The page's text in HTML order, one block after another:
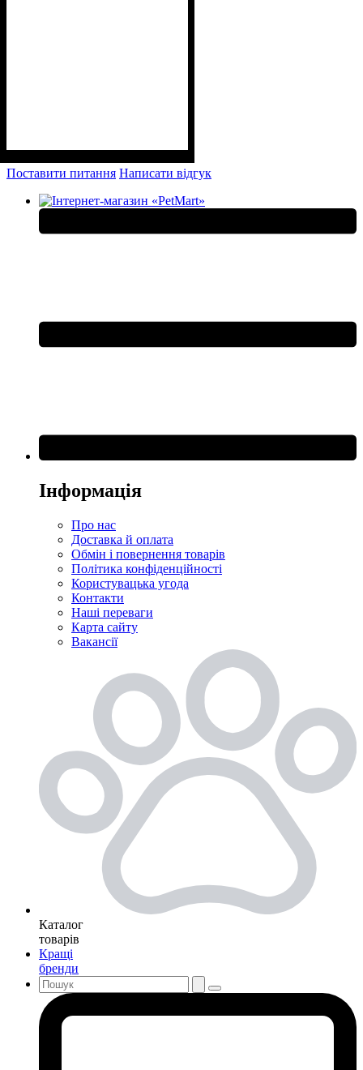
Поставити питання Написати відгук
Інформація
Про нас
Доставка й оплата
Обмін і повернення товарів
Політика конфіденційності
Користувацька угода
Контакти
Наші переваги
Карта сайту
Вакансії
Каталог
товарів
Кращі
бренди